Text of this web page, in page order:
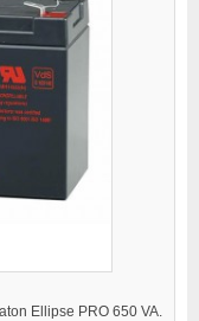
Ellipse PRO 650 VA.